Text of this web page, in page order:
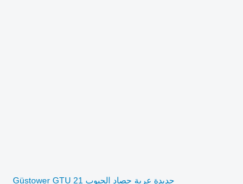
جديدة عربة حصاد الحبوب Güstower GTU 21